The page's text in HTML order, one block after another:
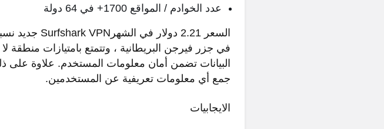
عدد الخوادم / المواقع 1700+ في 64 دولة
في جزر فيرجن البريطانية ، وتتمتع بامتيازات منطقة لا
البيانات تضمن أمان معلومات المستخدم. علاوة على
جمع أي معلومات تعريفية عن المستخدمين.
الايجابيات